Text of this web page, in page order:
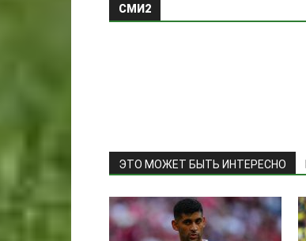
СМИ2
ЭТО МОЖЕТ БЫТЬ ИНТЕРЕСНО